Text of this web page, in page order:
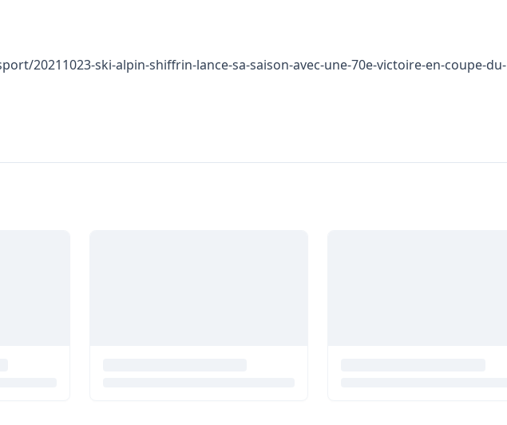
20211023-ski-alpin-shiffrin-lance-sa-saison-avec-une-70e-victoire-en-coupe-du-